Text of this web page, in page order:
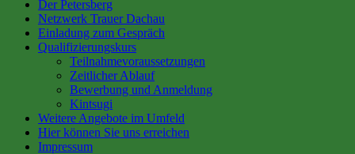
Der Petersberg
Netzwerk Trauer Dachau
Einladung zum Gespräch
Qualifizierungskurs
Teilnahmevoraussetzungen
Zeitlicher Ablauf
Bewerbung und Anmeldung
Kintsugi
Weitere Angebote im Umfeld
Hier können Sie uns erreichen
Impressum